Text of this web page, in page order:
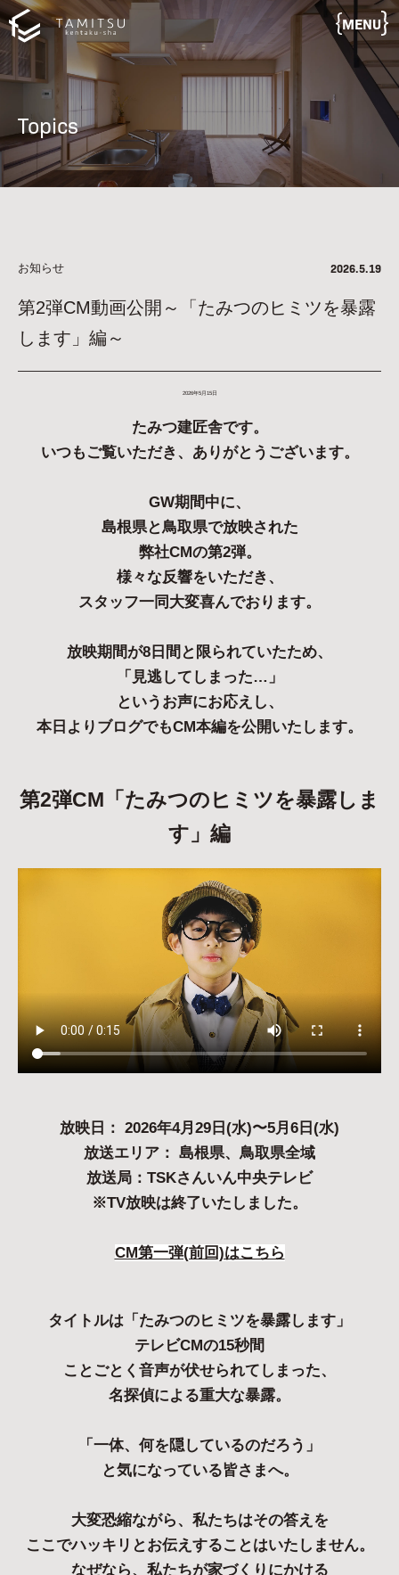
MENU
Topics
お知らせ 2026.5.19
第2弾CM動画公開～「たみつのヒミツを暴露
します」編～
2026年5月15日
たみつ建匠舎です。
いつもご覧いただき、ありがとうございます。
GW期間中に、
島根県と鳥取県で放映された
弊社CMの第2弾。
様々な反響をいただき、
スタッフ一同大変喜んでおります。
放映期間が8日間と限られていたため、
「見逃してしまった…」
というお声にお応えし、
本日よりブログでもCM本編を公開いたします。
第2弾CM「たみつのヒミツを暴露しま
す」編
放映日： 2026年4月29日(水)〜5月6日(水)
放送エリア： 島根県、鳥取県全域
放送局：TSKさんいん中央テレビ
※TV放映は終了いたしました。
CM第一弾(前回)はこちら
タイトルは 「たみつのヒミツを暴露します」
テレビCMの15秒間
ことごとく音声が伏せられてしまった、
名探偵による重大な暴露。
「一体、何を隠しているのだろう」
と気になっている皆さまへ。
大変恐縮ながら、私たちはその答えを
ここでハッキリとお伝えすることはいたしません。
なぜなら、私たちが家づくりにかける